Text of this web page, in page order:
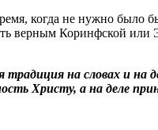
когда не нужно было
верным Коринфской или
традиция на словах и на
Христу, а на деле